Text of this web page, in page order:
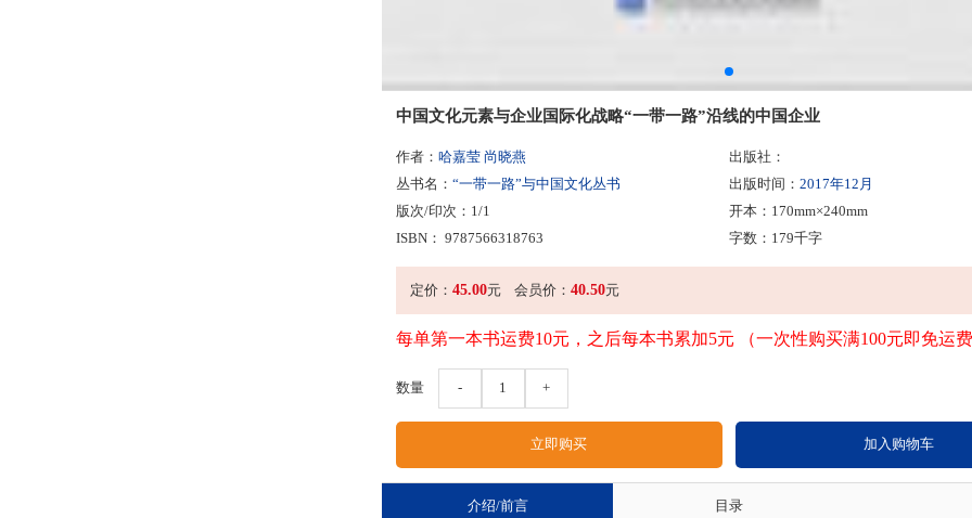
中国文化元素与企业国际化战略“一带一路”沿线的中国企业
作者： 哈嘉莹 尚晓燕
出版社：
丛书名： “一带一路”与中国文化丛书 出版时间： 2017年12月
版次/印次：1/1
开本：170mm×240mm
ISBN： 9787566318763
字数：179千字
定价： 45.00元 会员价：40.50元
每单第一本书运费10元，之后每本书累加5元 （一次性购买满100元即免运
数量 - 1 +
介绍/前言 目录